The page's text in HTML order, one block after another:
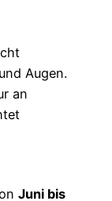
Augen.
an
Juni bis